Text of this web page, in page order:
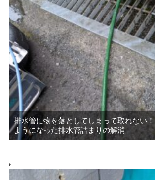
排水管に物を落としてしまって取れない
ようになった排水管詰まりの解消